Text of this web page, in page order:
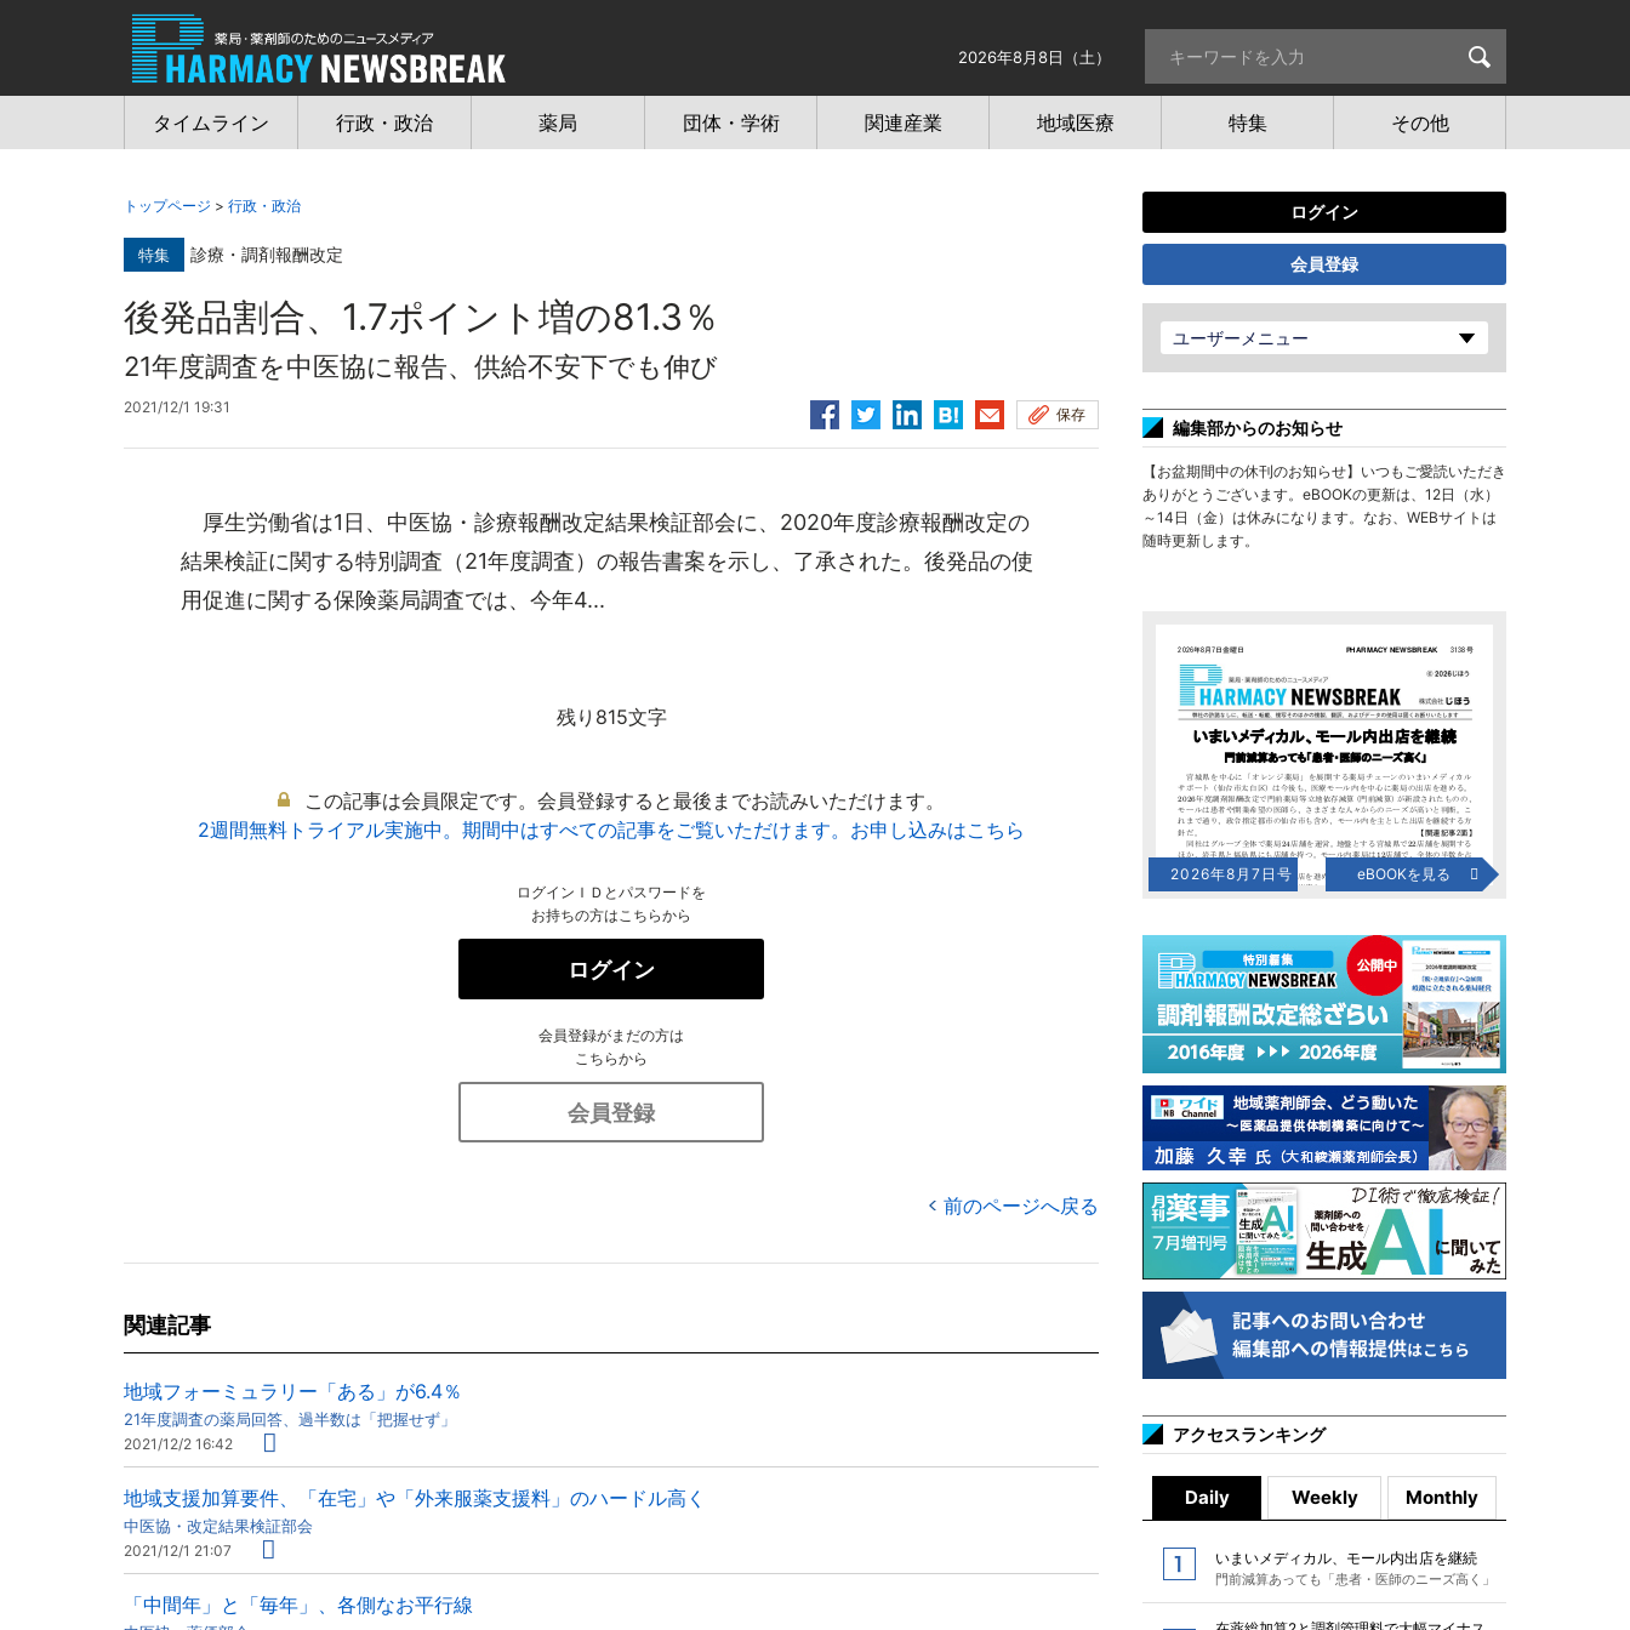
2026年8月8日（土）
タイムライン 行政・政治 薬局 団体・学術 関連産業 地域医療 特集 その他
トップページ > 行政・政治
特集 診療・調剤報酬改定
後発品割合、1.7ポイント増の81.3％
21年度調査を中医協に報告、供給不安下でも伸び
2021/12/1 19:31 保存
厚生労働省は1日、中医協・診療報酬改定結果検証部会に、2020年度診療報酬改定の
結果検証に関する特別調査（21年度調査）の報告書案を示し、了承された。後発品の使
用促進に関する保険薬局調査では、今年4...
残り815文字
この記事は会員限定です。会員登録すると最後までお読みいただけます。
2週間無料トライアル実施中。期間中はすべての記事をご覧いただけます。お申し込みはこちら
ログインＩＤとパスワードを
お持ちの方はこちらから
ログイン
会員登録がまだの方は
こちらから
会員登録
前のページへ戻る
関連記事
地域フォーミュラリー「ある」が6.4％
21年度調査の薬局回答、過半数は「把握せず」
2021/12/2 16:42
地域支援加算要件、「在宅」や「外来服薬支援料」のハードル高く
中医協・改定結果検証部会
2021/12/1 21:07
「中間年」と「毎年」、各側なお平行線
ログイン
会員登録
ユーザーメニュー
編集部からのお知らせ
【お盆期間中の休刊のお知らせ】いつもご愛読いただき
ありがとうございます。eBOOKの更新は、12日（水）
～14日（金）は休みになります。なお、WEBサイトは
随時更新します。
2026年8月7日号 eBOOKを見る
アクセスランキング
Daily Weekly Monthly
いまいメディカル、モール内出店を継続
門前減算あっても「患者・医師のニーズ高く」